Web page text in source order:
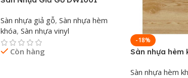
Sàn nhựa giả gỗ, Sàn nhựa hèm
khóa, Sàn nhựa vinyl
Còn hàng
-18%
Sàn nhựa hèm
Sàn nhựa hèm